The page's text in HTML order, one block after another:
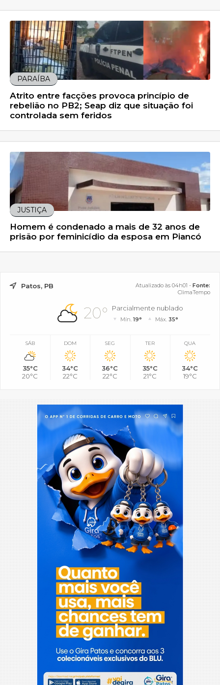
PARAÍBA
Atrito entre facções provoca princípio de
rebelião no PB2; Seap diz que situação foi
controlada sem feridos
JUSTIÇA
Homem é condenado a mais de 32 anos de
prisão por feminicídio da esposa em Piancó
Patos, PB Atualizado às 04h01 - Fonte:
ClimaTempo
20° Parcialmente nublado
Mín.19° Máx. 35°
SÁB
35°C
20°C
DOM
34°C
22°C
SEG
36°C
22°C
TER
35°C
21°C
QUA
34°C
19°C